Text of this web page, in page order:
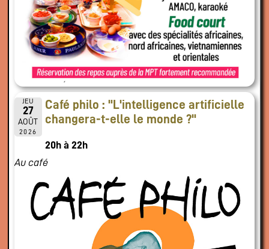
JEU
27
AOÛT
2026
Café philo : "L'intelligence artificielle
changera-t-elle le monde ?"
20h à 22h
Au café